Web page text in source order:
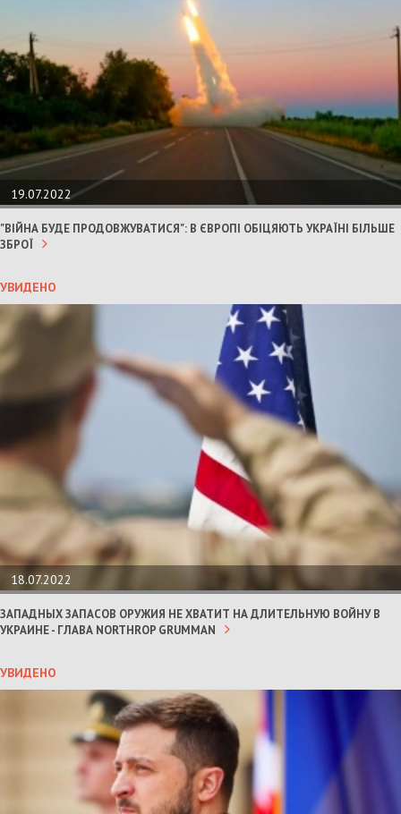
19.07.2022
"ВІЙНА БУДЕ ПРОДОВЖУВАТИСЯ": В ЄВРОПІ ОБІЦЯЮТЬ УКРАЇНІ БІЛЬШЕ
ЗБРОЇ
УВИДЕНО
18.07.2022
ЗАПАДНЫХ ЗАПАСОВ ОРУЖИЯ НЕ ХВАТИТ НА ДЛИТЕЛЬНУЮ ВОЙНУ В
УКРАИНЕ - ГЛАВА NORTHROP GRUMMAN
УВИДЕНО